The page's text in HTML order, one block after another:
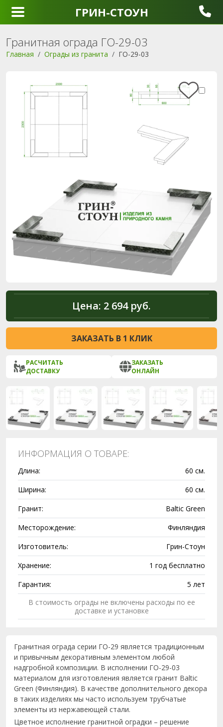
ГРИН-СТОУН
Гранитная ограда ГО-29-03
Главная Ограды из гранита ГО-29-03
Цена: 2 694 руб.
ЗАКАЗАТЬ В 1 КЛИК
РАСЧИТАТЬ
ДОСТАВКУ
ЗАКАЗАТЬ
ОНЛАЙН
ИНФОРМАЦИЯ О ТОВАРЕ:
Длина:
60 см.
Ширина:
60 см.
Гранит:
Baltic Green
Месторождение:
Финляндия
Изготовитель:
Грин-Стоун
Хранение:
1 год бесплатно
Гарантия:
5 лет
В стоимость ограды не включены расходы по ее
доставке и установке
Гранитная ограда серии ГО-29 является традиционным
и привычным декоративным элементом любой
надгробной композиции. В исполнении ГО-29-03
материалом для изготовления является гранит Baltic
Green (Финляндия). В качестве дополнительного декора
в таких изделиях мы часто используем трубчатые
элементы из нержавеющей стали.
Цветное исполнение гранитной оградки – решение